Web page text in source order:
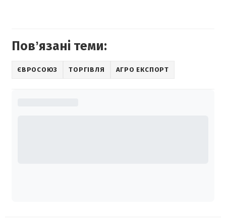
Повʼязані теми:
ЄВРОСОЮЗ ТОРГІВЛЯ АГРО ЕКСПОРТ